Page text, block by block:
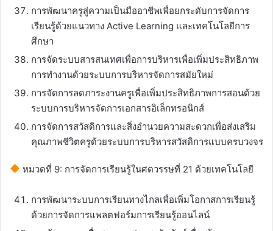
การพัฒนาครูสู่ความเป็นมืออาชีพเพื่อยกระดับการจัดการ
เรียนรู้ด้วยแนวทาง Active Learning และเทคโนโลยีการ
ศึกษา
การจัดระบบสารสนเทศเพื่อการบริหารเพื่อเพิ่มประสิทธิภาพ
การทำงานด้วยระบบการบริหารจัดการสมัยใหม่
การจัดการลดภาระงานครูเพื่อเพิ่มประสิทธิภาพการสอนด้วย
ระบบการบริหารจัดการเอกสารอิเล็กทรอนิกส์
การจัดการสวัสดิการและสิ่งอำนวยความสะดวกเพื่อส่งเสริม
คุณภาพชีวิตครูด้วยระบบการบริหารสวัสดิการแบบครบวงจร
หมวดที่ 9: การจัดการเรียนรู้ในศตวรรษที่ 21 ด้วยเทคโนโลยี
การพัฒนาระบบการเรียนทางไกลเพื่อเพิ่มโอกาสการเรียนรู้
ด้วยการจัดการแพลตฟอร์มการเรียนรู้ออนไลน์